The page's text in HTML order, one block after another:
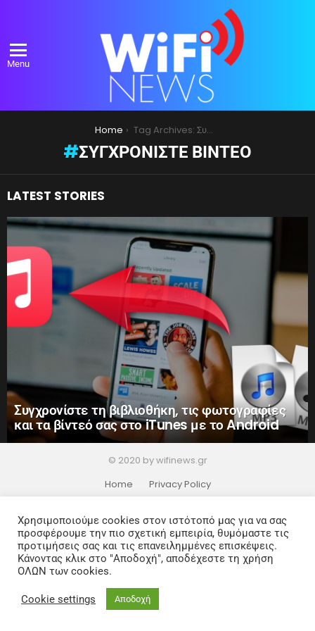
Menu
Home Tag Archives: Συγχρονίστε βίντεό
ΣΥΓΧΡΟΝΊΣΤΕ ΒΊΝΤΕΌ
LATEST STORIES
Συγχρονίστε τη βιβλιοθήκη, τις φωτογραφίες
και τα βίντεό σας στο iTunes με το Android
© 2020 by wifinews.gr
Home
Privacy Policy
Χρησιμοποιούμε cookies στον ιστότοπό μας για να σας
προσφέρουμε την πιο σχετική εμπειρία, θυμόμαστε τις
προτιμήσεις σας και τις επανειλημμένες επισκέψεις.
Κάνοντας κλικ στο "Αποδοχή", αποδέχεστε τη χρήση
ΟΛΩΝ των cookies.
Cookie settings Αποδοχή